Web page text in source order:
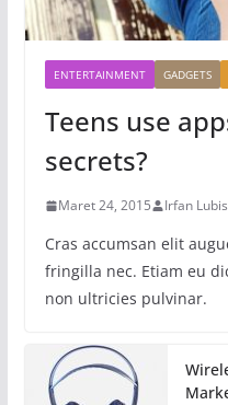
ENTERTAINMENT GADGETS
Teens use
secrets?
Maret 24, 2015 Irfan Lubis
Cras accumsan elit
fringilla nec. Etiam eu
non ultricies pulvinar.